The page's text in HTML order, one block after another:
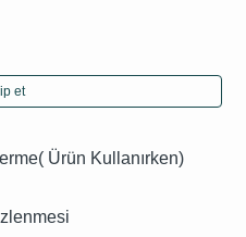
et
Ürün Kullanırken)